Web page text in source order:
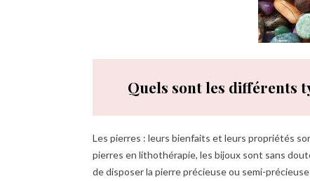
Quels sont les différents
Les pierres : leurs bienfaits et leurs propriétés
pierres en lithothérapie, les bijoux sont sans
de disposer la pierre précieuse ou semi-